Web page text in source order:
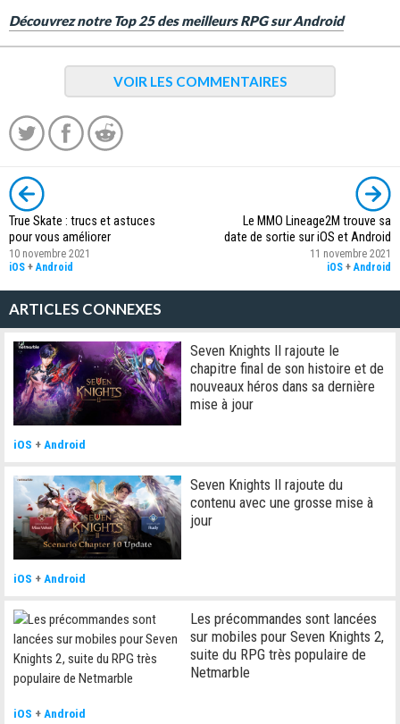
Découvrez notre Top 25 des meilleurs RPG sur Android
VOIR LES COMMENTAIRES
True Skate : trucs et astuces
pour vous améliorer
10 novembre 2021
iOS +Android
Le MMO Lineage2M trouve sa
date de sortie sur iOS et Android
11 novembre 2021
iOS +Android
ARTICLES CONNEXES
Seven Knights II rajoute le
chapitre final de son histoire et de
nouveaux héros dans sa dernière
mise à jour
iOS +Android
Seven Knights II rajoute du
contenu avec une grosse mise à
jour
iOS +Android
Les précommandes sont lancées
sur mobiles pour Seven Knights 2,
suite du RPG très populaire de
Netmarble
iOS + Android